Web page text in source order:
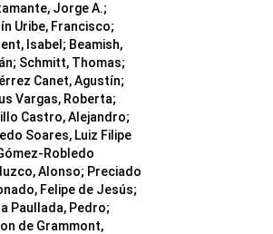
Jorge A.;
Uribe, Francisco;
Isabel; Beamish,
Schmitt, Thomas;
Canet, Agustín;
Vargas, Roberta;
Castro, Alejandro;
Soares, Luiz Filipe
Robledo
Alonso; Preciado
Felipe de Jesús;
Paullada, Pedro;
de Grammont,